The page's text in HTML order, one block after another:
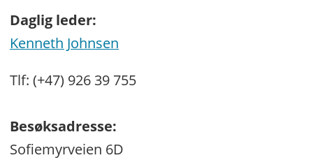
Daglig leder:
Kenneth Johnsen
Tlf: (+47) 926 39 755
Besøksadresse:
Sofiemyrveien 6D